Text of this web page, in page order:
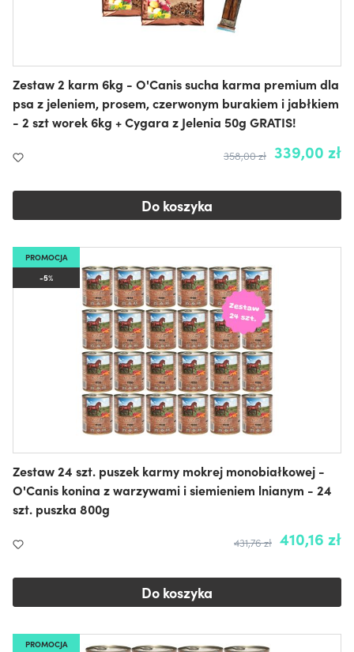
Zestaw 2 karm 6kg - O'Canis sucha karma premium dla
psa z jeleniem, prosem, czerwonym burakiem i jabłkiem
- 2 szt worek 6kg + Cygara z Jelenia 50g GRATIS!
339,00 zł
358,00 zł
Do koszyka
PROMOCJA
-5%
Zestaw 24 szt. puszek karmy mokrej monobiałkowej -
O'Canis konina z warzywami i siemieniem lnianym - 24
szt. puszka 800g
410,16 zł
431,76 zł
Do koszyka
PROMOCJA